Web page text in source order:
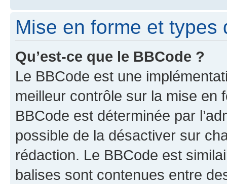
Mise en forme et types
Qu’est-ce que le BBCode ?
Le BBCode est une
meilleur contrôle sur la mise en
BBCode est déterminée par
possible de la désactiver sur
rédaction. Le BBCode est
balises sont contenues entre